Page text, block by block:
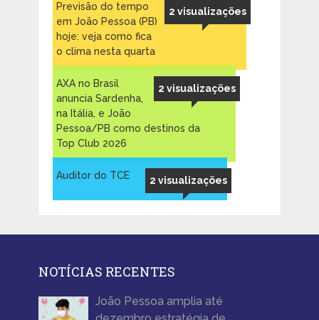
2 visualizações
Previsão do tempo
em João Pessoa (PB)
hoje: veja como fica
o clima nesta quarta
2 visualizações
AXA no Brasil
anuncia Sardenha,
na Itália, e João
Pessoa/PB como destinos da
Top Club 2026
2 visualizações
Auditor do TCE
NOTÍCIAS RECENTES
João Pessoa amplia até